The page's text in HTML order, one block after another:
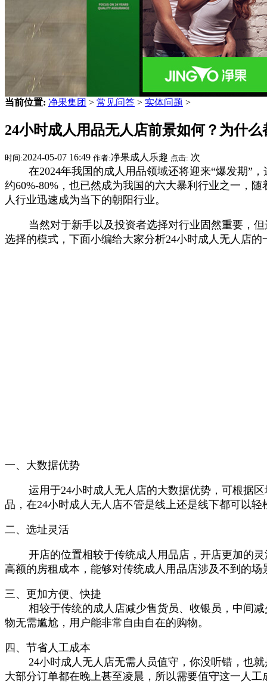
当前位置: 净果集团 > 常见问答 > 实体问题 >
24小时成人用品无人店前景如何？为什么
时间:2024-05-07 16:49 作者:净果成人乐趣 点击: 次
在2024年我国的成人用品领域还将迎来“爆发期”，
约60%-80%，也已然成为我国的六大暴利行业之一，
人行业迅速成为当下的朝阳行业。
当然对于新手以及投资者选择对行业固然重要，
选择的模式，下面小编给大家分析24小时成人无人店
一、大数据优势
运用于24小时成人无人店的大数据优势，可根据
品，在24小时成人无人店不管是线上还是线下都可以
二、选址灵活
开店的位置相较于传统成人用品店，开店更加的
高额的房租成本，能够对传统成人用品店涉及不到的场
三、更加方便、快捷
相较于传统的成人店减少售货员、收银员，中间
物无需尴尬，用户能非常自由自在的购物。
四、节省人工成本
24小时成人无人店无需人员值守，你没听错，也
大部分订单都在晚上甚至凌晨，所以需要值守这一人